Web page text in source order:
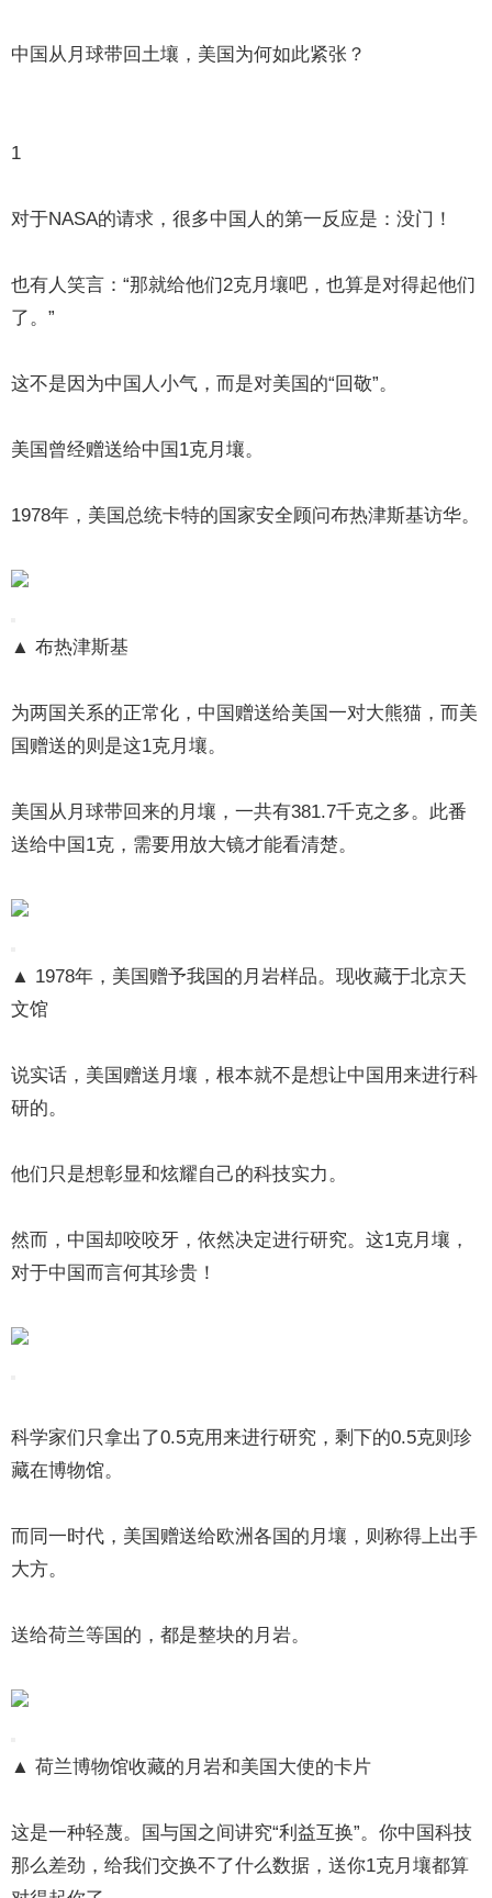
中国从月球带回土壤，美国为何如此紧张？
1
对于NASA的请求，很多中国人的第一反应是：没门！
也有人笑言：“那就给他们2克月壤吧，也算是对得起他们
了。”
这不是因为中国人小气，而是对美国的“回敬”。
美国曾经赠送给中国1克月壤。
1978年，美国总统卡特的国家安全顾问布热津斯基访华。
▲ 布热津斯基
为两国关系的正常化，中国赠送给美国一对大熊猫，而美
国赠送的则是这1克月壤。
美国从月球带回来的月壤，一共有381.7千克之多。此番
送给中国1克，需要用放大镜才能看清楚。
▲ 1978年，美国赠予我国的月岩样品。现收藏于北京天
文馆
说实话，美国赠送月壤，根本就不是想让中国用来进行科
研的。
他们只是想彰显和炫耀自己的科技实力。
然而，中国却咬咬牙，依然决定进行研究。这1克月壤，
对于中国而言何其珍贵！
科学家们只拿出了0.5克用来进行研究，剩下的0.5克则珍
藏在博物馆。
而同一时代，美国赠送给欧洲各国的月壤，则称得上出手
大方。
送给荷兰等国的，都是整块的月岩。
▲ 荷兰博物馆收藏的月岩和美国大使的卡片
这是一种轻蔑。国与国之间讲究“利益互换”。你中国科技
那么差劲，给我们交换不了什么数据，送你1克月壤都算